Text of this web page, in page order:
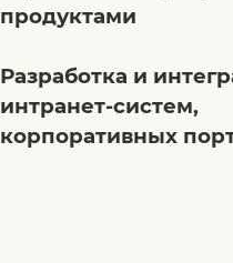
продуктами
Разработка и
интранет-систем,
корпоративных